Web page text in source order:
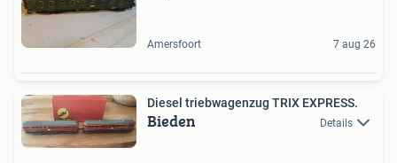
Amersfoort 7 aug 26
Diesel triebwagenzug TRIX EXPRESS.
Bieden Details